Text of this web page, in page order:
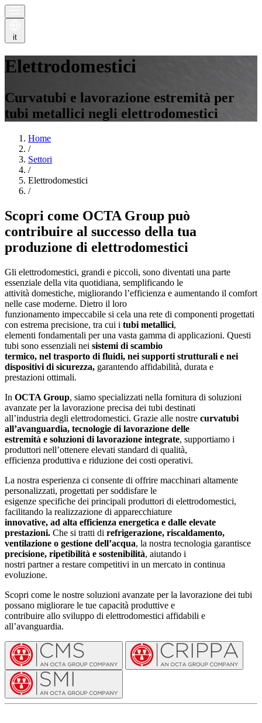
it
Elettrodomestici
Curvatubi e lavorazione estremità per
tubi metallici negli elettrodomestici
Home
/
Settori
/
Elettrodomestici
/
Scopri come OCTA Group può
contribuire al successo della tua
produzione di elettrodomestici
Gli elettrodomestici, grandi e piccoli, sono diventati una parte
essenziale della vita quotidiana, semplificando le
attività domestiche, migliorando l’efficienza e aumentando il comfort
nelle case moderne. Dietro il loro
funzionamento impeccabile si cela una rete di componenti progettati
con estrema precisione, tra cui i tubi metallici,
elementi fondamentali per una vasta gamma di applicazioni. Questi
tubi sono essenziali nei sistemi di scambio
termico, nel trasporto di fluidi, nei supporti strutturali e nei
dispositivi di sicurezza, garantendo affidabilità, durata e
prestazioni ottimali.
In OCTA Group, siamo specializzati nella fornitura di soluzioni
avanzate per la lavorazione precisa dei tubi destinati
all’industria degli elettrodomestici. Grazie alle nostre curvatubi
all’avanguardia, tecnologie di lavorazione delle
estremità e soluzioni di lavorazione integrate, supportiamo i
produttori nell’ottenere elevati standard di qualità,
efficienza produttiva e riduzione dei costi operativi.
La nostra esperienza ci consente di offrire macchinari altamente
personalizzati, progettati per soddisfare le
esigenze specifiche dei principali produttori di elettrodomestici,
facilitando la realizzazione di apparecchiature
innovative, ad alta efficienza energetica e dalle elevate
prestazioni. Che si tratti di refrigerazione, riscaldamento,
ventilazione o gestione dell’acqua, la nostra tecnologia garantisce
precisione, ripetibilità e sostenibilità, aiutando i
nostri partner a restare competitivi in un mercato in continua
evoluzione.
Scopri come le nostre soluzioni avanzate per la lavorazione dei tubi
possano migliorare le tue capacità produttive e
contribuire allo sviluppo di elettrodomestici affidabili e
all’avanguardia.